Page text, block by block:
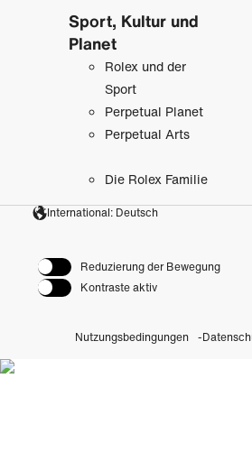
Sport, Kultur und
Planet
Rolex und der
Sport
Perpetual Planet
Perpetual Arts
Die Rolex Familie
International: Deutsch
Reduzierung der Bewegung
Kontraste aktiv
Nutzungsbedingungen